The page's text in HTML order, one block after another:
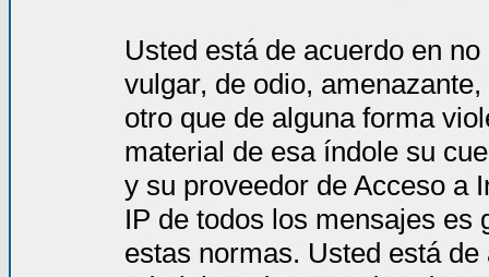
Usted está de acuerdo en
vulgar, de odio,
otro que de alguna forma
material de esa índole su
y su proveedor de Acceso a
IP de todos los mensajes es
estas normas. Usted está